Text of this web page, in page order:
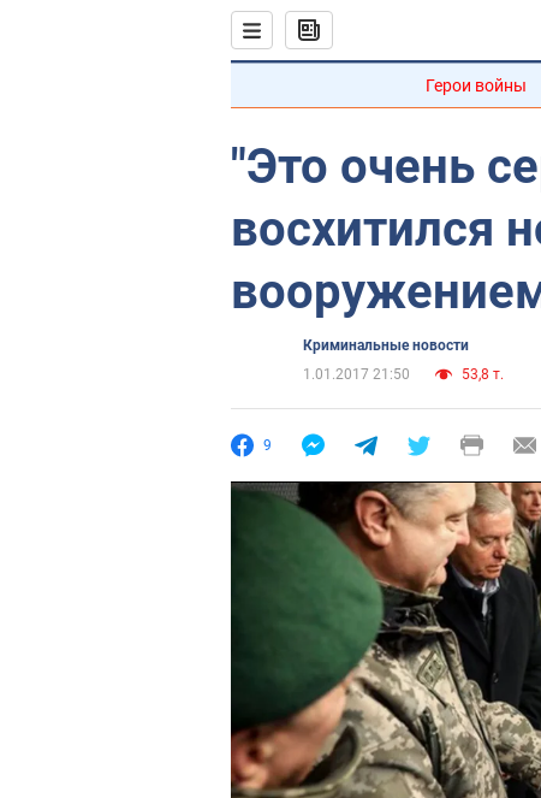
Герои войны
"Это очень
восхитился
Криминальные новости
1.01.2017 21:50
53,8 т.
9